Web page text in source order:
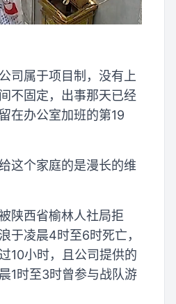
司属于项目制，没有上
不固定，出事那天已经
在办公室加班的第19
这个家庭的是漫长的维
陕西省榆林人社局拒
于凌晨4时至6时死亡，
10小时，且公司提供的
1时至3时曾参与战队游